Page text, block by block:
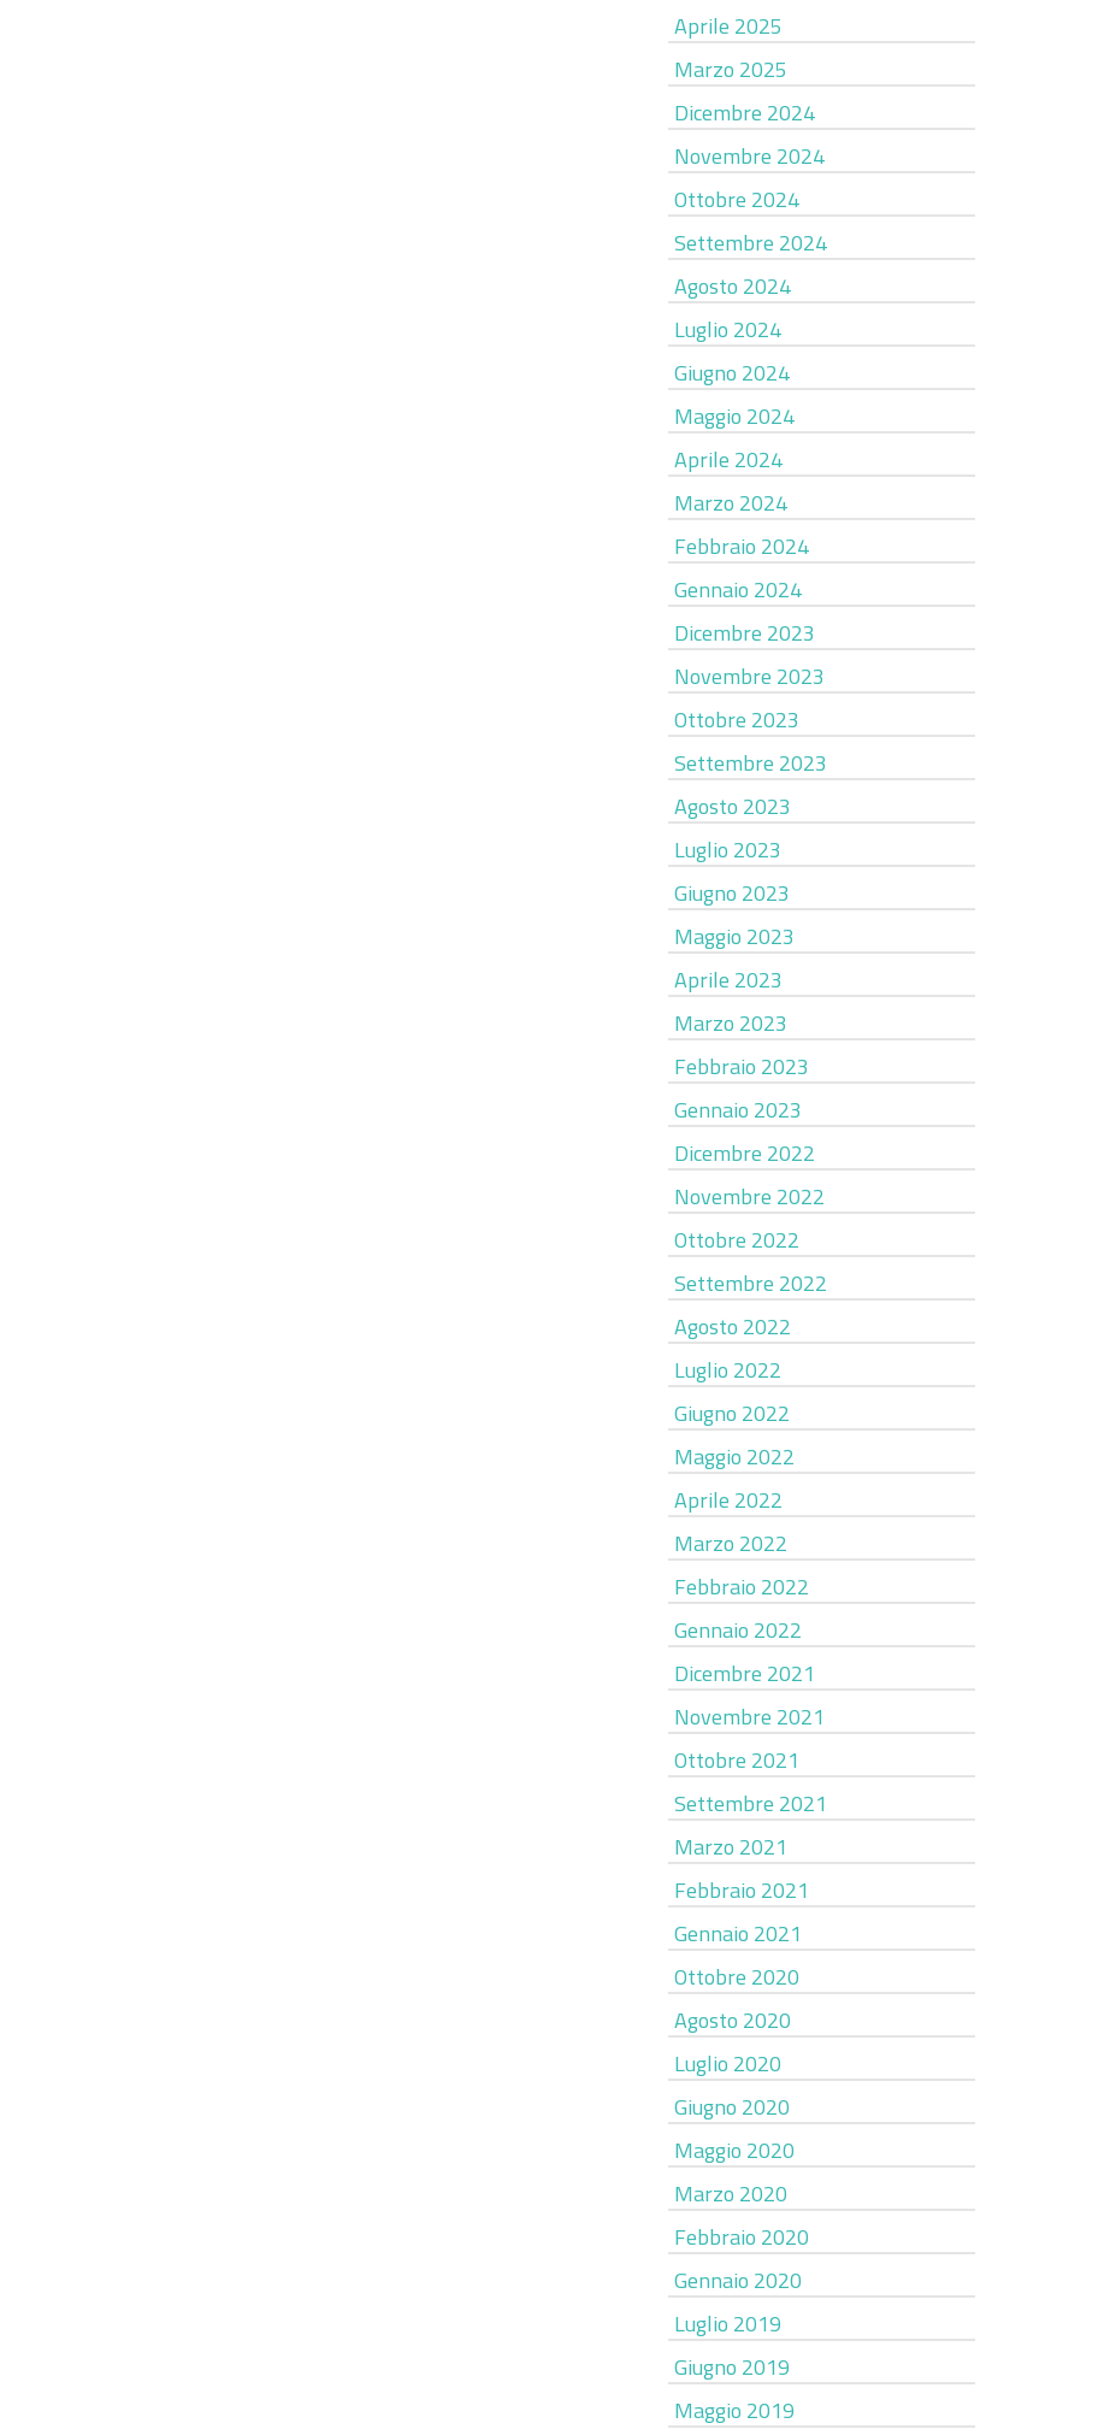
Aprile 2025
Marzo 2025
Dicembre 2024
Novembre 2024
Ottobre 2024
Settembre 2024
Agosto 2024
Luglio 2024
Giugno 2024
Maggio 2024
Aprile 2024
Marzo 2024
Febbraio 2024
Gennaio 2024
Dicembre 2023
Novembre 2023
Ottobre 2023
Settembre 2023
Agosto 2023
Luglio 2023
Giugno 2023
Maggio 2023
Aprile 2023
Marzo 2023
Febbraio 2023
Gennaio 2023
Dicembre 2022
Novembre 2022
Ottobre 2022
Settembre 2022
Agosto 2022
Luglio 2022
Giugno 2022
Maggio 2022
Aprile 2022
Marzo 2022
Febbraio 2022
Gennaio 2022
Dicembre 2021
Novembre 2021
Ottobre 2021
Settembre 2021
Marzo 2021
Febbraio 2021
Gennaio 2021
Ottobre 2020
Agosto 2020
Luglio 2020
Giugno 2020
Maggio 2020
Marzo 2020
Febbraio 2020
Gennaio 2020
Luglio 2019
Giugno 2019
Maggio 2019